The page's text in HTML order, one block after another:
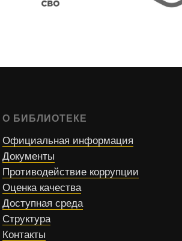
О БИБЛИОТЕКЕ
Официальная информация
Документы
Противодействие коррупции
Оценка качества
Доступная среда
Структура
Контакты